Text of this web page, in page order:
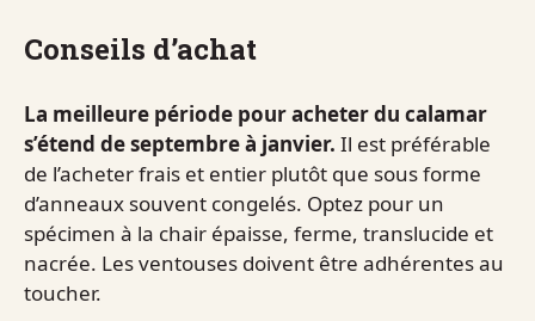
Conseils d’achat
La meilleure période pour acheter du calamar
s’étend de septembre à janvier. Il est préférable
de l’acheter frais et entier plutôt que sous forme
d’anneaux souvent congelés. Optez pour un
spécimen à la chair épaisse, ferme, translucide et
nacrée. Les ventouses doivent être adhérentes au
toucher.